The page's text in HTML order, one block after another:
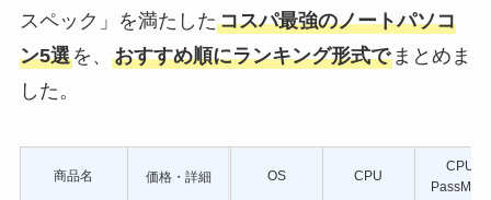
スペック」を満たしたコスパ最強のノートパソコ
ン5選を、 おすすめ順にランキング形式でまとめま
した。
商品名 価格・詳細 OS CPU
CPU
PassMark